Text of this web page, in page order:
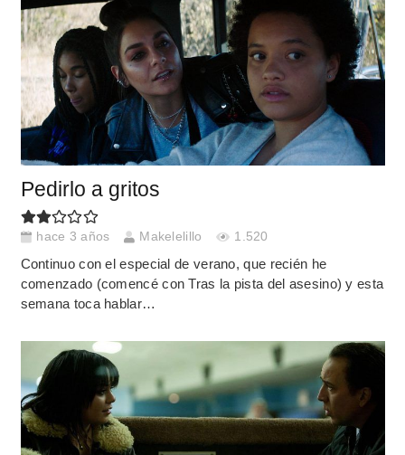
Pedirlo a gritos
hace 3 años Makelelillo 1.520
Continuo con el especial de verano, que recién he
comenzado (comencé con Tras la pista del asesino) y esta
semana toca hablar…